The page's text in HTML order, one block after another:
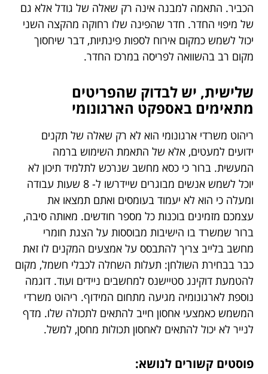
הכביר. התאמה למבנה אינה רק שאלה של גודל אלא גם
של מיפוי החדר. חדר שהפינה שלו רחוקה מהקצה השני
יכול לשמש כמקום אירוח לספות פינתיות, דבר שיחסוך
מקום רב בהשוואה לפריסה במרכז החדר.
שלישית, יש לבדוק שהפריטים
מתאימים באספקט הארגונומי
ריהוט משרדי ארגונומי הוא לא רק שאלה של תקנים
ידועים למעטים, אלא של התאמת השימוש ברמה
המעשית. ברור כי כסא מחשב שנרכש לתלמיד תיכון לא
יוכל לשמש אנשים מבוגרים שיידרשו ל- 8 שעות עבודה
ומעלה כי הוא לא יעמוד בעומסים ואתם תמצאו את
עצמכם מזמינים בוכנות כל מספר חודשים. מאותה סיבה,
ברור שמשרד בו הישיבות מבוססות על הצגת חומרי
מחשב בלייב צריך להתבסס על אמצעים המקנים לו זאת
כבר בבחירת השולחן: תעלות השחלה לכבלי חשמל, מקום
להטמעת דוקינג סטיישנס למחשבים ניידים ועוד. דוגמה
נוספת לארגונומיה מגיעה מתחום המידוף. ריהוט משרדי
המשמש כאמצעי אחסון חייב להתאים לתכולה שלו. מדף
לנייר לא יכול להתאים לאחסון תכולות מחסן, למשל.
פוסטים קשורים לנושא: